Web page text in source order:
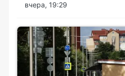
вчера, 19:29